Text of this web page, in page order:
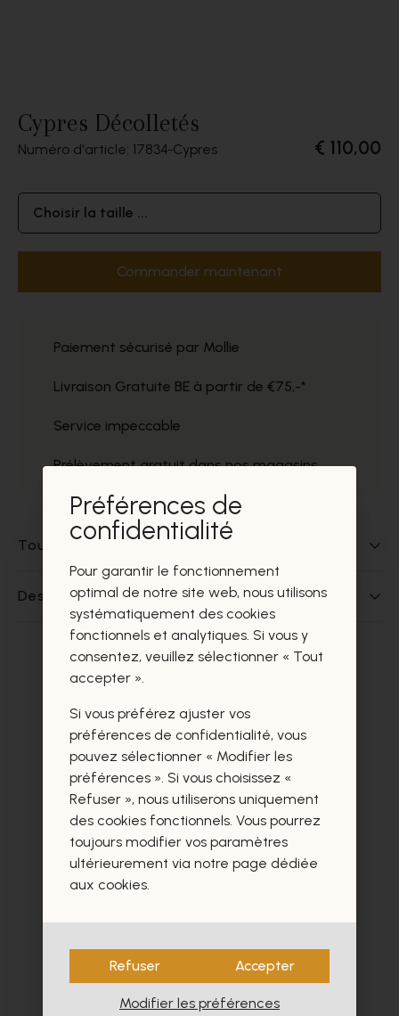
Cypres Décolletés
Numéro d'article: 17834 Cypres € 110,00
Choisir la taille ...
Commander maintenant
Paiement sécurisé par Mollie
Livraison Gratuite BE à partir de €75,-*
Service impeccable
Prélèvement gratuit dans nos magasins
Tout sur ce produit
Des questions sur ce produit?
Ces produits vous intéresseront
certainement aussi.
Préférences de
confidentialité
Pour garantir le fonctionnement
optimal de notre site web, nous utilisons
systématiquement des cookies
fonctionnels et analytiques. Si vous y
consentez, veuillez sélectionner « Tout
accepter ».
Si vous préférez ajuster vos
préférences de confidentialité, vous
pouvez sélectionner « Modifier les
préférences ». Si vous choisissez «
Refuser », nous utiliserons uniquement
des cookies fonctionnels. Vous pourrez
toujours modifier vos paramètres
ultérieurement via notre page dédiée
aux cookies.
Refuser Accepter
Modifier les préférences